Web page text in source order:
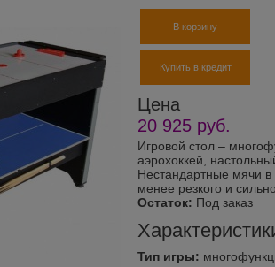
Игровой стол –
аэрохоккей,
Нестандартные мячи
менее резкого и
Остаток: Под заказ
Тип игры:
Цена
20 925 руб.
В корзину
Купить в кредит